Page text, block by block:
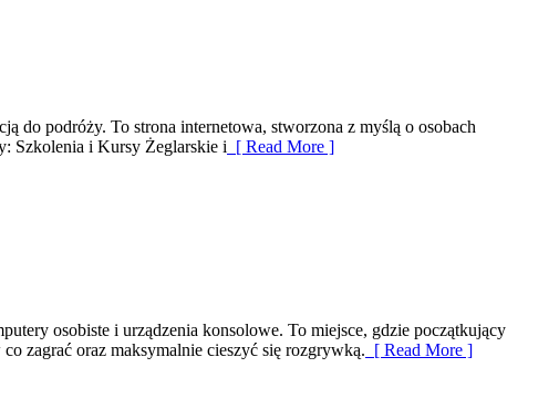
do podróży. To strona internetowa, stworzona z myślą o osobach
Szkolenia i Kursy Żeglarskie i [ Read More ]
osobiste i urządzenia konsolowe. To miejsce, gdzie początkujący
zagrać oraz maksymalnie cieszyć się rozgrywką. [ Read More ]